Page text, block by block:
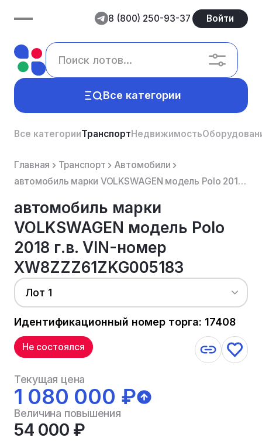
8 (800) 250-93-37 Войти
Все категории
Все категорииТранспортНедвижимость
Главная Транспорт
Автомобили
автомобиль марки VOLKSWAGEN модель Polo 2018 г.в. VIN-номер XW8ZZZ61ZKG005183
автомобиль марки
VOLKSWAGEN модель Polo
2018 г.в. VIN-номер
XW8ZZZ61ZKG005183
Лот 1
Идентификационный номер торга: 17408
Не состоялся
Текущая цена
1 080 000 ₽
Величина повышения
54 000 ₽